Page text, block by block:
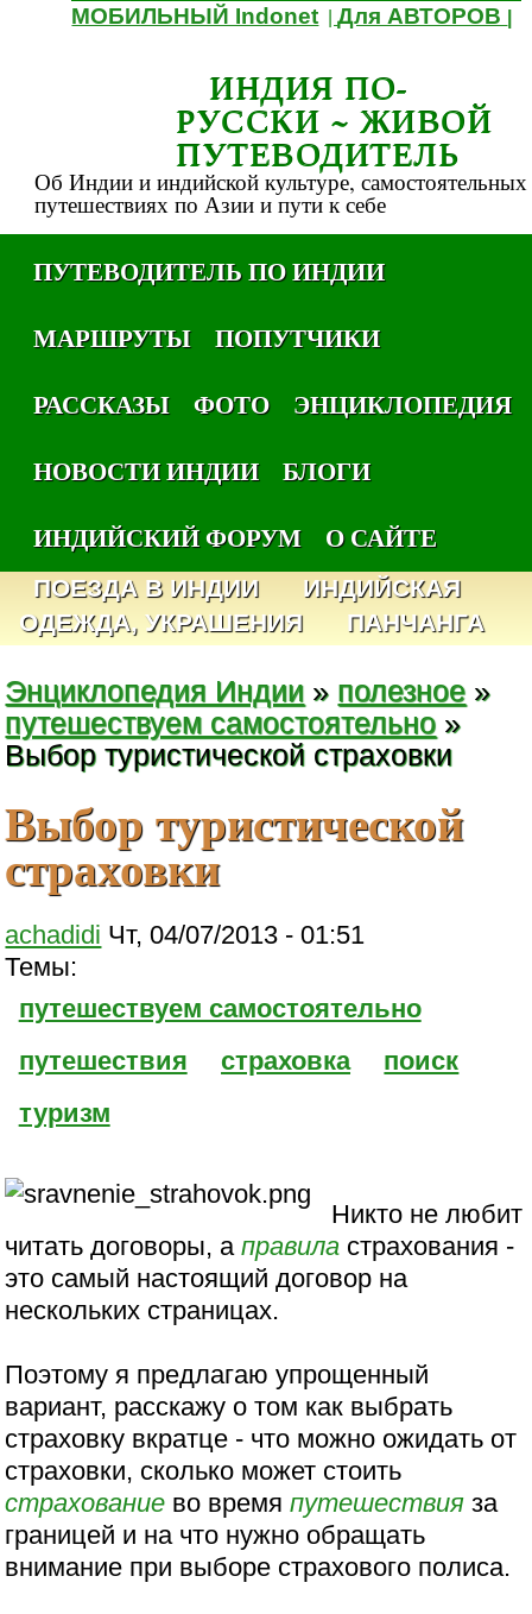
МОБИЛЬНЫЙ Indonet |Для АВТОРОВ
ИНДИЯ ПО-
РУССКИ ~ ЖИВОЙ
ПУТЕВОДИТЕЛЬ
Об Индии и индийской культуре, самостоятельных
путешествиях по Азии и пути к себе
ПУТЕВОДИТЕЛЬ ПО ИНДИИ
МАРШРУТЫ
ПОПУТЧИКИ
РАССКАЗЫ
ФОТО
ЭНЦИКЛОПЕДИЯ
НОВОСТИ ИНДИИ
БЛОГИ
ИНДИЙСКИЙ ФОРУМ
О САЙТЕ
ПОЕЗДА В ИНДИИ
ИНДИЙСКАЯ
ОДЕЖДА, УКРАШЕНИЯ
ПАНЧАНГА
Энциклопедия Индии » полезное »
путешествуем самостоятельно »
Выбор туристической страховки
Выбор туристической
страховки
achadidi Чт, 04/07/2013 - 01:51
Темы:
путешествуем самостоятельно
путешествия
страховка
поиск
туризм
Никто не любит
читать договоры, аправила страхования -
это самый настоящий договор на
нескольких страницах.
Поэтому я предлагаю упрощенный
вариант, расскажу о том как выбрать
страховку вкратце - что можно ожидать от
страховки, сколько может стоить
страхование во времяпутешествия за
границей и на что нужно обращать
внимание при выборе страхового полиса.